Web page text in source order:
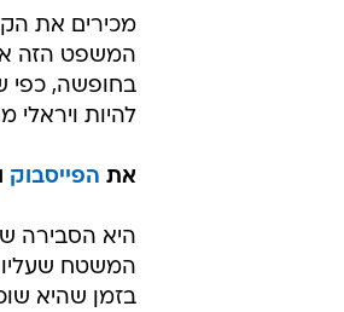
מכירים את
המשפט הזה
בחופשה, כפי
להיות ויראלי
את הפייסבוק
היא הסבירה
המשטח שעליו
בזמן שהיא